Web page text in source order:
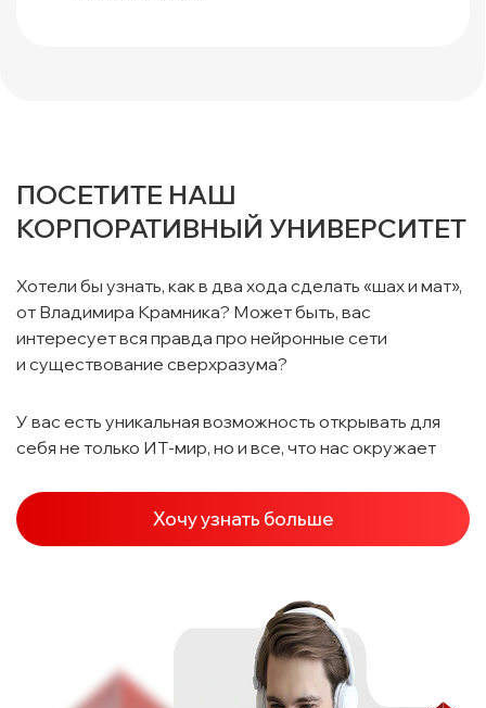
ПОСЕТИТЕ НАШ
КОРПОРАТИВНЫЙ УНИВЕРСИТЕТ
Хотели бы узнать, как в два хода сделать «шах и мат»,
от Владимира Крамника? Может быть, вас
интересует вся правда про нейронные сети
и существование сверхразума?
У вас есть уникальная возможность открывать для
себя не только ИТ-мир, но и все, что нас окружает
Хочу узнать больше